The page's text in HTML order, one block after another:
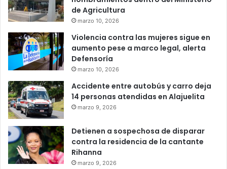
de Agricultura
marzo 10, 2026
Violencia contra las mujeres sigue en
aumento pese a marco legal, alerta
Defensoría
marzo 10, 2026
Accidente entre autobús y carro deja
14 personas atendidas en Alajuelita
marzo 9, 2026
Detienen a sospechosa de disparar
contra la residencia de la cantante
Rihanna
marzo 9, 2026